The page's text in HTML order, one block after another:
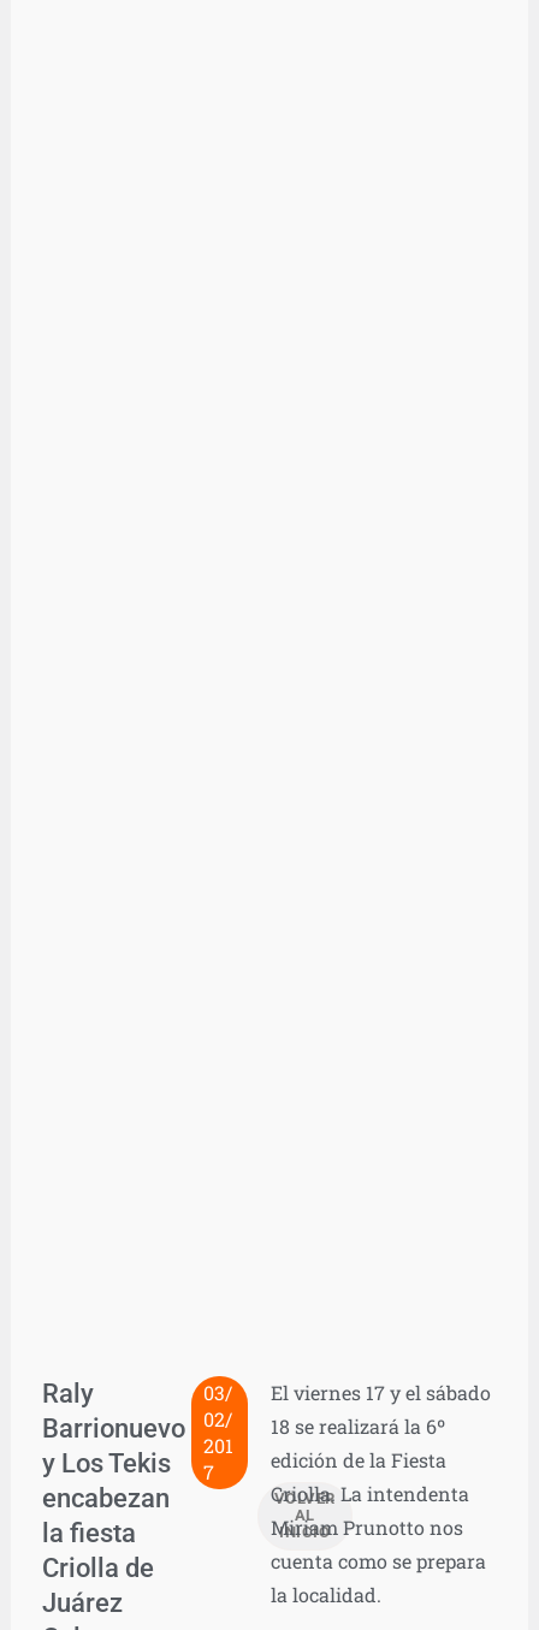
Raly
Barrionuevo
y Los Tekis
encabezan
la fiesta
Criolla de
Juárez
03/
02/
201
7
VOLVER
AL
INICIO
El viernes 17 y el sábado
18 se realizará la 6º
edición de la Fiesta
Criolla. La intendenta
Miriam Prunotto nos
cuenta como se prepara
la localidad.